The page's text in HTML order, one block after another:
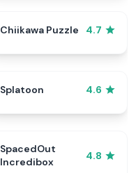
Chiikawa Puzzle 4.7
Splatoon 4.6
SpacedOut
Incredibox
4.8